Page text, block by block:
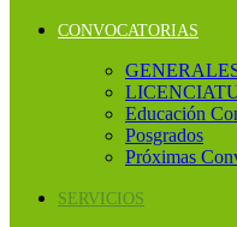
CONVOCATORIAS
Educación
Posgrados
Próximas
SERVICIOS